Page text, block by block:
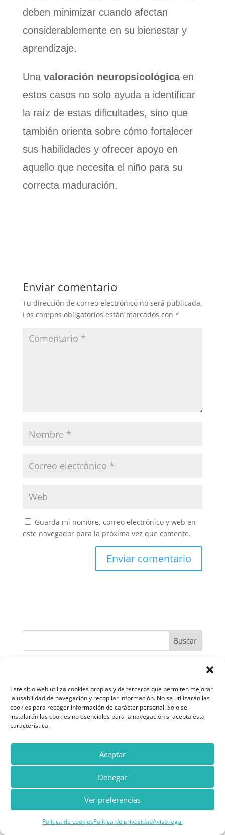
Este sitio web utiliza cookies propias y de terceros que permiten mejorar
la usabilidad de navegación y recopilar información. No se utilizarán las
cookies para recoger información de carácter personal. Solo se
instalarán las cookies no esenciales para la navegación si acepta esta
característica.
Aceptar
Denegar
Ver preferencias
Política de cookiesPolítica de privacidadAviso legal
deben minimizar cuando afectan
considerablemente en su bienestar y
aprendizaje.
Una valoración neuropsicológicaen
estos casos no solo ayuda a identificar
la raíz de estas dificultades, sino que
también orienta sobre cómo fortalecer
sus habilidades y ofrecer apoyo en
aquello que necesita el niño para su
correcta maduración.
Enviar comentario
Tu dirección de correo electrónico no será publicada.
Los campos obligatorios están marcados con *
Guarda mi nombre, correo electrónico y web en
este navegador para la próxima vez que comente.
Buscar
¿Dejarías que tu hijo conduzca un coche de Fórmula
1 sin saberlo manejar?
Dificultades de atención en la infancia: una guía
para padres
La valoración neuropsicológica en la infancia y
Atención integral para niños con cardiopatías
Recent Comments